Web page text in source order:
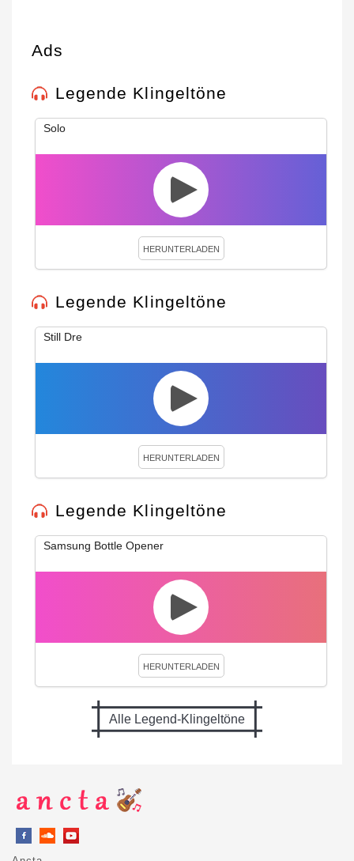
Ads
Legende Klingeltöne
Solo
HERUNTERLADEN
Legende Klingeltöne
Still Dre
HERUNTERLADEN
Legende Klingeltöne
Samsung Bottle Opener
HERUNTERLADEN
Alle Legend-Klingeltöne